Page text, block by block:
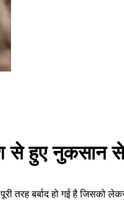
से हुए नुकसान
तरह बर्बाद हो गई है जिसको